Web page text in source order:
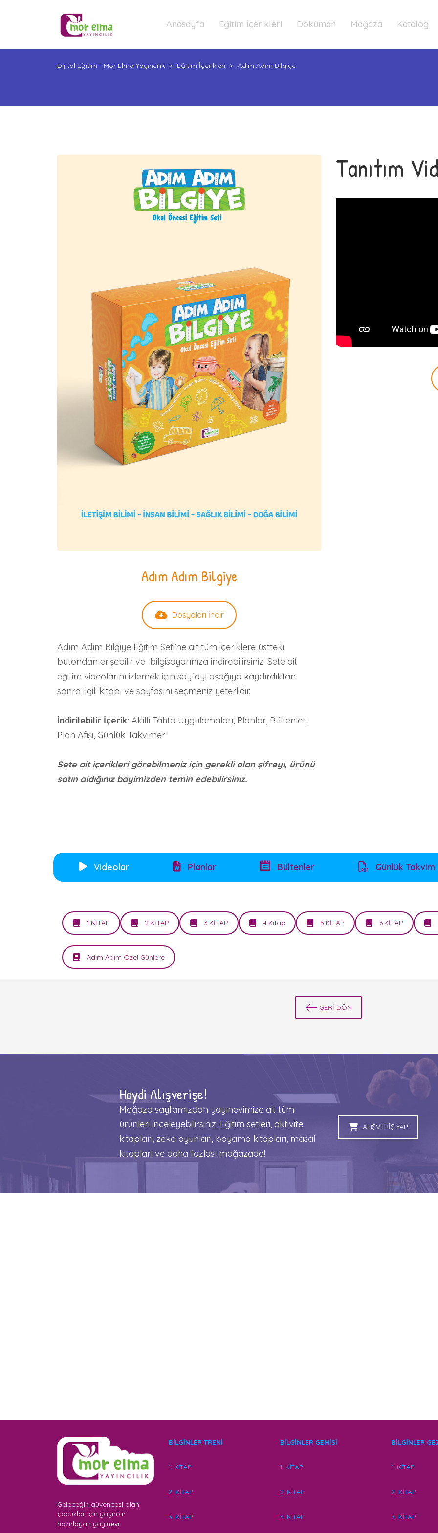
Anasayfa Eğitim İçerikleri Doküman Mağaza Katalog
Dijital Eğitim - Mor Elma Yayıncılık > Eğitim İçerikleri > Adım Adım Bilgiye
Adım Adım Bilgiye
Dosyaları İndir
Adım Adım Bilgiye Eğitim Seti’ne ait tüm içeriklere üstteki
butondan erişebilir ve bilgisayarınıza indirebilirsiniz. Sete ait
eğitim videolarını izlemek için sayfayı aşağıya kaydırdıktan
sonra ilgili kitabı ve sayfasını seçmeniz yeterlidir.
İndirilebilir İçerik: Akıllı Tahta Uygulamaları, Planlar, Bültenler,
Plan Afişi, Günlük Takvimer
Sete ait içerikleri görebilmeniz için gerekli olan şifreyi, ürünü
satın aldığınız bayimizden temin edebilirsiniz.
Tanıtım
Videolar Planlar Bültenler Günlük Takvim
1.KİTAP 2.KİTAP 3.KİTAP 4.Kitap 5.KİTAP 6.KİTAP
Adım Adım Özel Günlere
GERİ DÖN
Haydi Alışverişe!
Mağaza sayfamızdan yayınevimize ait tüm
ürünleri inceleyebilirsiniz. Eğitim setleri, aktivite
kitapları, zeka oyunları, boyama kitapları, masal
kitapları ve daha fazlası mağazada!
ALIŞVERİŞ YAP
Geleceğin güvencesi olan
çocuklar için yayınlar
hazırlayan yayınevi
BİLGİNLER TRENİ
1. KİTAP
2. KİTAP
3. KİTAP
BİLGİNLER GEMİSİ
1. KİTAP
2. KİTAP
3. KİTAP
BİLGİNLER
1. KİTAP
2. KİTAP
3. KİTAP